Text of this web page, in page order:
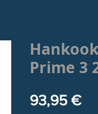
Prime 3
93,95 €